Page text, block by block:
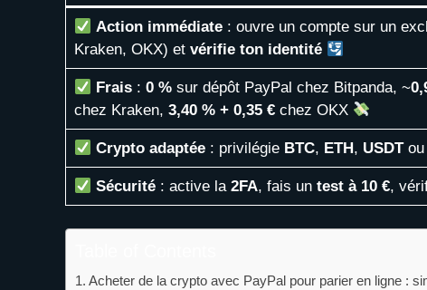
Action immédiate: ouvre un compte sur un
Kraken, OKX) et vérifie ton identité
Frais: 0 %sur dépôt PayPal chez Bitpanda, ~
chez Kraken, 3,40 % + 0,35 €chez OKX
Crypto adaptée: privilégie BTC, ETH, USDTou
Sécurité: active la 2FA, fais un test à 10 €,
Acheter de la crypto avec PayPal pour parier en ligne :